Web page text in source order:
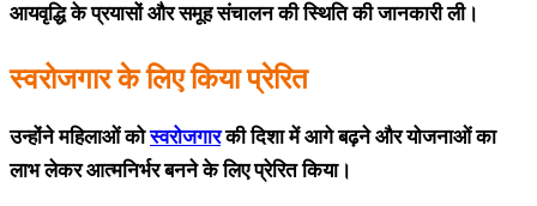
आयवृद्धि के प्रयासों और समूह संचालन की स्थिति की जानकारी ली।
स्वरोजगार के लिए किया प्रेरित
उन्होंने महिलाओं कोस्वरोजगारकी दिशा में आगे बढ़ने और योजनाओं का
लाभ लेकर आत्मनिर्भर बनने के लिए प्रेरित किया।